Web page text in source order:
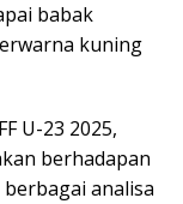
babak
kuning
U-23 2025,
berhadapan
analisa